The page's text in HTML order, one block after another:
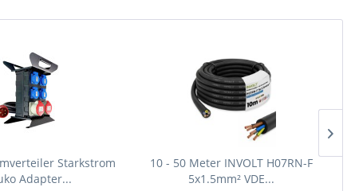
Starkstrom
Adapter...
10 - 50 Meter INVOLT H07RN-F
5x1.5mm² VDE...